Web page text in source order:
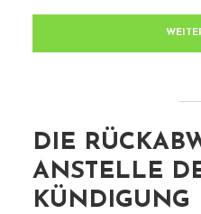
DIE
ANSTELLE
KÜNDIGUNG